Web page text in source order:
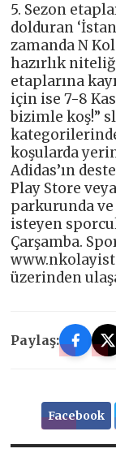
5. Sezon
dolduran
zamanda N
hazırlık
etaplarına
için ise 7-8
bizimle koş!”
koşularda
Adidas’ın
Play Store
parkurunda
isteyen
Çarşamba.
üzerinden
Paylaş:
Facebook